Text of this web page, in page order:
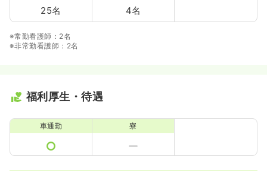
25名 4名
※常勤看護師：2名
※非常勤看護師：2名
福利厚生・待遇
車通勤 寮